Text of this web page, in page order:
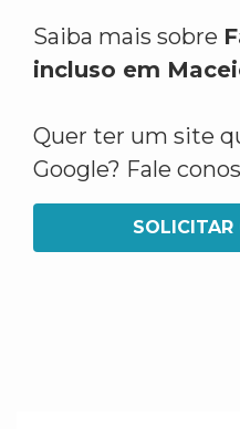
Saiba mais sobre
incluso em
Quer ter um site
Google? Fale
SOLICITAR